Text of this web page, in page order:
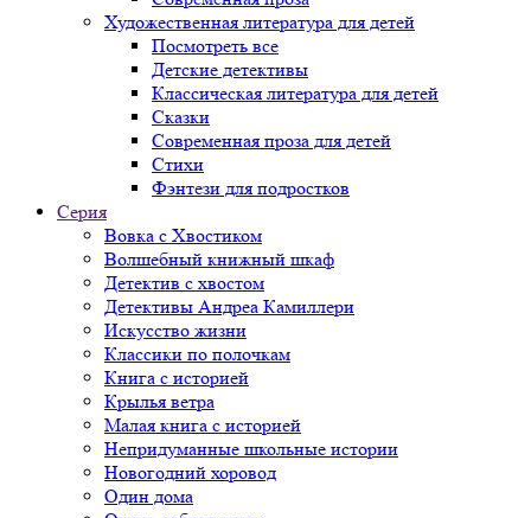
Художественная литература для детей
Посмотреть все
Детские детективы
Классическая литература для детей
Сказки
Современная проза для детей
Стихи
Фэнтези для подростков
Серия
Вовка с Хвостиком
Волшебный книжный шкаф
Детектив с хвостом
Детективы Андреа Камиллери
Искусство жизни
Классики по полочкам
Книга с историей
Крылья ветра
Малая книга с историей
Непридуманные школьные истории
Новогодний хоровод
Один дома